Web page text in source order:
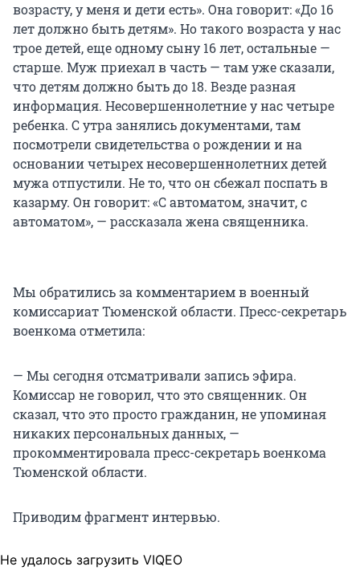
возрасту, у меня и дети есть». Она говорит: «До 16
лет должно быть детям». Но такого возраста у нас
трое детей, еще одному сыну 16 лет, остальные —
старше. Муж приехал в часть — там уже сказали,
что детям должно быть до 18. Везде разная
информация. Несовершеннолетние у нас четыре
ребенка. С утра занялись документами, там
посмотрели свидетельства о рождении и на
основании четырех несовершеннолетних детей
мужа отпустили. Не то, что он сбежал поспать в
казарму. Он говорит: «С автоматом, значит, с
автоматом», — рассказала жена священника.
Мы обратились за комментарием в военный
комиссариат Тюменской области. Пресс-секретарь
военкома отметила:
— Мы сегодня отсматривали запись эфира.
Комиссар не говорил, что это священник. Он
сказал, что это просто гражданин, не упоминая
никаких персональных данных, —
прокомментировала пресс-секретарь военкома
Тюменской области.
Приводим фрагмент интервью.
Не удалось загрузить VIQEO